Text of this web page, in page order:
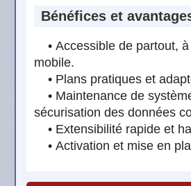
Bénéfices et
• Accessible de partout,
mobile.
• Plans pratiques et
• Maintenance de
sécurisation des données
• Extensibilité rapide et
• Activation et mise en